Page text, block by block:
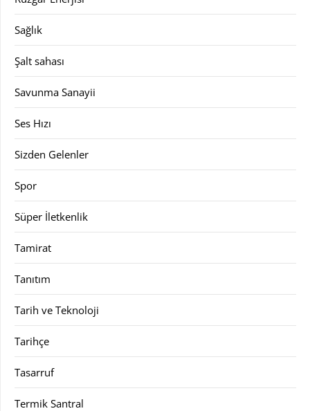
Sağlık
Şalt sahası
Savunma Sanayii
Ses Hızı
Sizden Gelenler
Spor
Süper İletkenlik
Tamirat
Tanıtım
Tarih ve Teknoloji
Tarihçe
Tasarruf
Termik Santral